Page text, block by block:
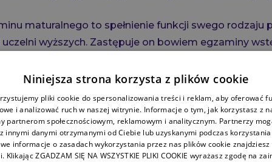
maturalnego to spełnienie funkcji swego rodzaju
wyższych. Zastępuje on bowiem egzaminy
2026 – kto może przystąpić
roku szkolnym 2026 w formule 2023 interesuje Cię,
Niniejsza strona korzysta z plików cookie
pliki cookie do spersonalizowania treści i reklam, aby oferować
i analizować ruch w naszej witrynie. Informacje o tym, jak korzystasz z
partnerom społecznościowym, reklamowym i analitycznym. Partnerzy
innymi danymi otrzymanymi od Ciebie lub uzyskanymi podczas korzystania
informacje o zasadach wykorzystania przez nas plików cookie znajdziesz
Klikając ZGADZAM SIĘ NA WSZYSTKIE PLIKI COOKIE wyrażasz zgodę na